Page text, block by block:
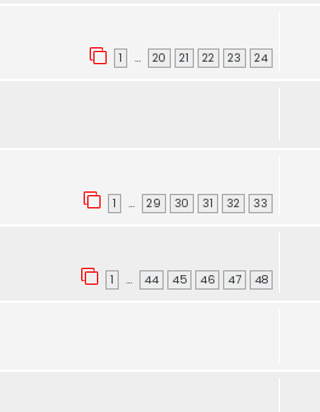
1 … 20 21 22 23 24
1 … 29 30 31 32 33
1 … 44 45 46 47 48